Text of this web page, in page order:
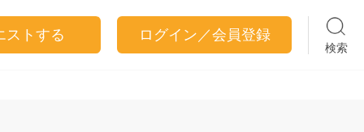
ストする ログイン／会員登録
検索